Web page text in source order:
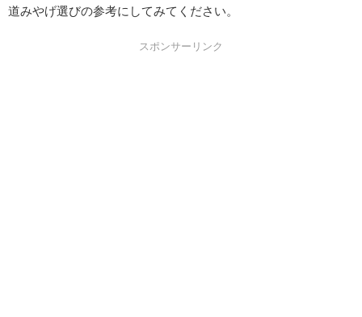
道みやげ選びの参考にしてみてください。
スポンサーリンク